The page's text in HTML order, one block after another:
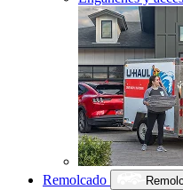
Remolcado